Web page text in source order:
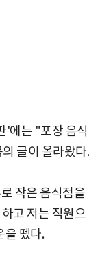
'에는 "포장 음식
글이 올라왔다.
작은 음식점을
고 저는 직원으
을 뗐다.